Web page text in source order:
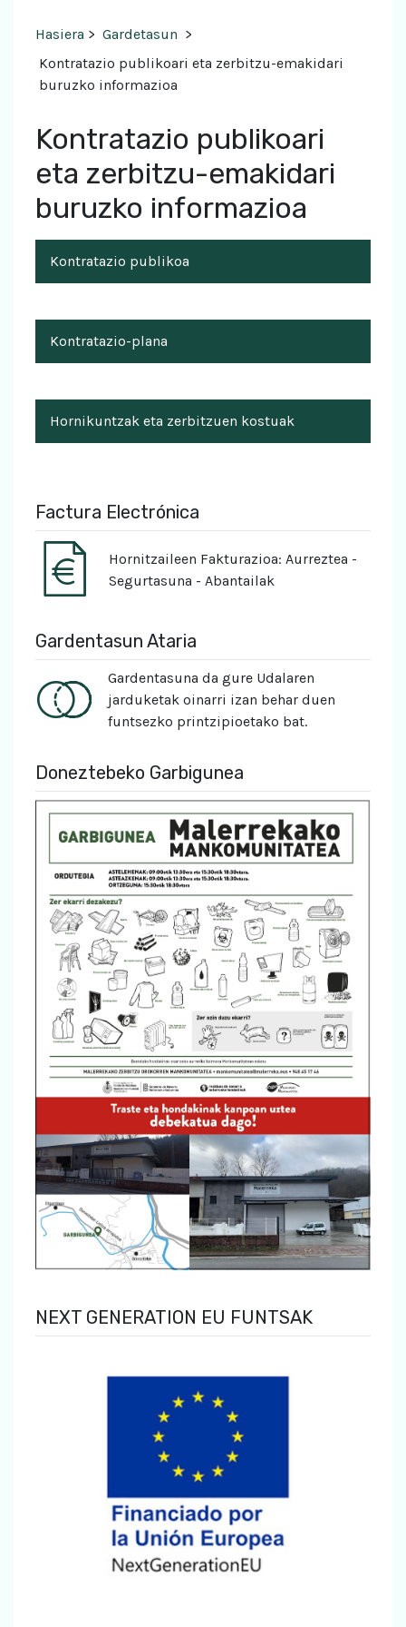
Hasiera > Gardetasun >
Kontratazio publikoari eta zerbitzu-emakidari
buruzko informazioa
Kontratazio publikoari
eta zerbitzu-emakidari
buruzko informazioa
Kontratazio publikoa
Kontratazio-plana
Hornikuntzak eta zerbitzuen kostuak
Factura Electrónica
Hornitzaileen Fakturazioa: Aurreztea -
Segurtasuna - Abantailak
Gardentasun Ataria
Gardentasuna da gure Udalaren
jarduketak oinarri izan behar duen
funtsezko printzipioetako bat.
Doneztebeko Garbigunea
NEXT GENERATION EU FUNTSAK